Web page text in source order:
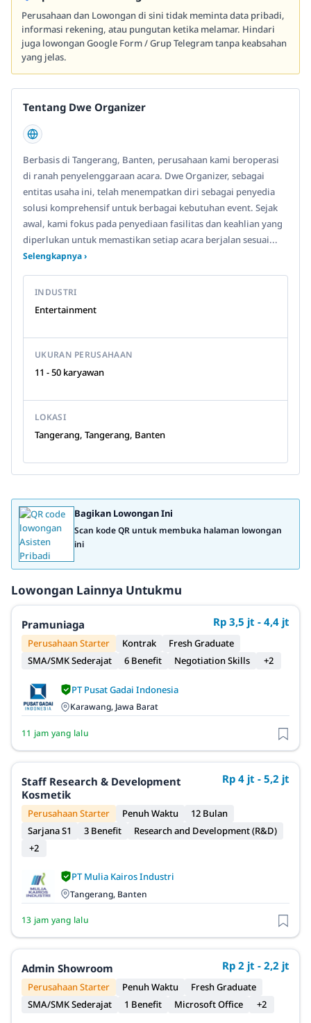
Perusahaan dan Lowongan di sini tidak meminta data pribadi,
informasi rekening, atau pungutan ketika melamar. Hindari
juga lowongan Google Form / Grup Telegram tanpa keabsahan
yang jelas.
Tentang Dwe Organizer
Berbasis di Tangerang, Banten, perusahaan kami beroperasi
di ranah penyelenggaraan acara. Dwe Organizer, sebagai
entitas usaha ini, telah menempatkan diri sebagai penyedia
solusi komprehensif untuk berbagai kebutuhan event. Sejak
awal, kami fokus pada penyediaan fasilitas dan keahlian yang
diperlukan untuk memastikan setiap acara berjalan sesuai...
Selengkapnya ›
INDUSTRI
Entertainment
UKURAN PERUSAHAAN
11 - 50 karyawan
LOKASI
Tangerang, Tangerang, Banten
Bagikan Lowongan Ini
Scan kode QR untuk membuka halaman lowongan
ini
Lowongan Lainnya Untukmu
Pramuniaga Rp 3,5 jt - 4,4 jt
Perusahaan Starter Kontrak
Fresh Graduate
SMA/SMK Sederajat
6 Benefit Negotiation Skills +2
PT Pusat Gadai Indonesia
Karawang, Jawa Barat
11 jam yang lalu
Staff Research & Development
Kosmetik
Rp 4 jt - 5,2 jt
Perusahaan Starter Penuh Waktu
12 Bulan
Sarjana S1
3 Benefit
Research and Development (R&D)
+2
PT Mulia Kairos Industri
Tangerang, Banten
13 jam yang lalu
Admin Showroom Rp 2 jt - 2,2 jt
Perusahaan Starter Penuh Waktu
Fresh Graduate
SMA/SMK Sederajat
1 Benefit Microsoft Office +2